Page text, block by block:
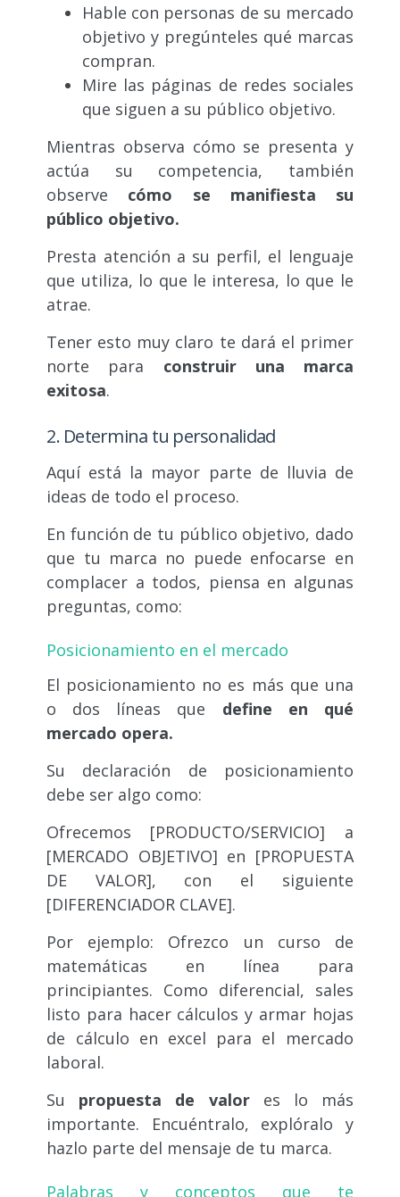
Hable con personas de su mercado
objetivo y pregúnteles qué marcas
compran.
Mire las páginas de redes sociales
que siguen a su público objetivo.
Mientras observa cómo se presenta y
actúa su competencia, también
observe cómo se manifiesta su
público objetivo.
Presta atención a su perfil, el lenguaje
que utiliza, lo que le interesa, lo que le
atrae.
Tener esto muy claro te dará el primer
norte para construir una marca
exitosa.
2. Determina tu personalidad
Aquí está la mayor parte de lluvia de
ideas de todo el proceso.
En función de tu público objetivo, dado
que tu marca no puede enfocarse en
complacer a todos, piensa en algunas
preguntas, como:
Posicionamiento en el mercado
El posicionamiento no es más que una
o dos líneas que define en qué
mercado opera.
Su declaración de posicionamiento
debe ser algo como:
Ofrecemos [PRODUCTO/SERVICIO] a
[MERCADO OBJETIVO] en [PROPUESTA
DE VALOR], con el siguiente
[DIFERENCIADOR CLAVE].
Por ejemplo: Ofrezco un curso de
matemáticas en línea para
principiantes. Como diferencial, sales
listo para hacer cálculos y armar hojas
de cálculo en excel para el mercado
laboral.
Su propuesta de valores lo más
importante. Encuéntralo, explóralo y
hazlo parte del mensaje de tu marca.
Palabras y conceptos que te